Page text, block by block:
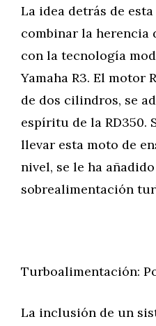
La idea detrás de
combinar la herencia
con la tecnología
Yamaha R3. El motor
de dos cilindros, se
espíritu de la RD350.
llevar esta moto de
nivel, se le ha
sobrealimentación
Turboalimentación:
La inclusión de un